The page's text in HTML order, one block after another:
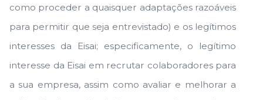
como proceder a quaisquer adaptações razoáveis
para permitir que seja entrevistado) e os legítimos
interesses da Eisai; especificamente, o legítimo
interesse da Eisai em recrutar colaboradores para
a sua empresa, assim como avaliar e melhorar a